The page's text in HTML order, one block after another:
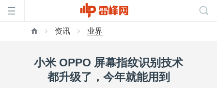
资讯 业界
小米 OPPO 屏幕指纹识别技术
都升级了，今年就能用到